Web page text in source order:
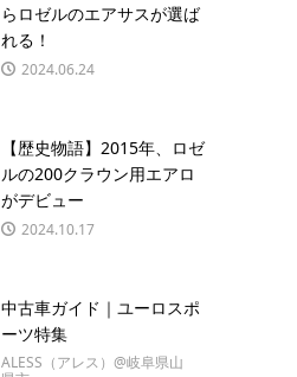
らロゼルのエアサスが選ば
れる！
2024.06.24
【歴史物語】2015年、ロゼ
ルの200クラウン用エアロ
がデビュー
2024.10.17
中古車ガイド｜ユーロスポ
ーツ特集
ALESS（アレス）@岐阜県山